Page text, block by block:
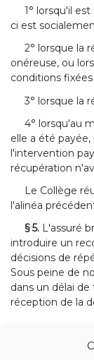
1° lorsqu'il
ci est
2° lorsque la
onéreuse, ou
conditions
3° lorsque la
4° lorsqu'au
elle a été
l'intervention
récupération
Le Collège
l'alinéa
§ 5. L'assuré
introduire un
décisions de
Sous peine de
dans un délai
réception de la
<ORD 2023-11-